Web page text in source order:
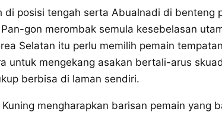
di posisi tengah serta Abualnadi di benteng
gon merombak semula kesebelasan
Selatan itu perlu memilih pemain
untuk mengekang asakan bertali-arus
berbisa di laman sendiri.
mengharapkan barisan pemain yang